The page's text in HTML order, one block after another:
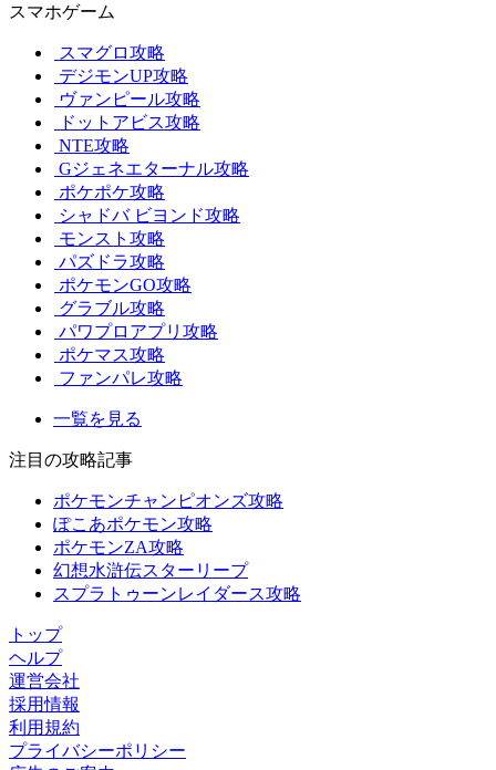
スマホゲーム
スマグロ攻略
デジモンUP攻略
ヴァンピール攻略
ドットアビス攻略
NTE攻略
Gジェネエターナル攻略
ポケポケ攻略
シャドバ ビヨンド攻略
モンスト攻略
パズドラ攻略
ポケモンGO攻略
グラブル攻略
パワプロアプリ攻略
ポケマス攻略
ファンパレ攻略
一覧を見る
注目の攻略記事
ポケモンチャンピオンズ攻略
ぽこあポケモン攻略
ポケモンZA攻略
幻想水滸伝スターリープ
スプラトゥーンレイダース攻略
トップ
ヘルプ
運営会社
採用情報
利用規約
プライバシーポリシー